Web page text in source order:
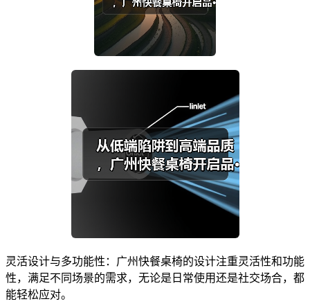
灵活设计与多功能性：广州快餐桌椅的设计注重灵活性和功能
性，满足不同场景的需求，无论是日常使用还是社交场合，都
能轻松应对。